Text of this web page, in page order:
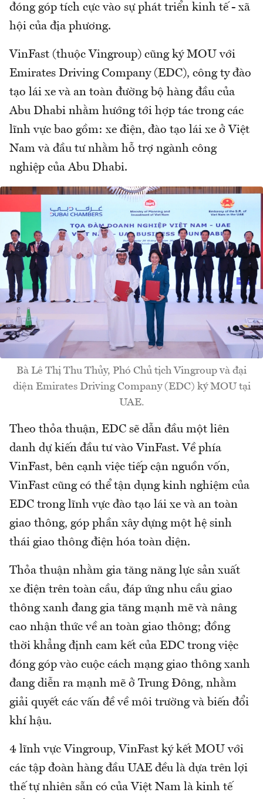
đóng góp tích cực vào sự phát triển kinh tế - xã
hội của địa phương.
VinFast (thuộc Vingroup) cũng ký MOU với
Emirates Driving Company (EDC), công ty đào
tạo lái xe và an toàn đường bộ hàng đầu của
Abu Dhabi nhằm hướng tới hợp tác trong các
lĩnh vực bao gồm: xe điện, đào tạo lái xe ở Việt
Nam và đầu tư nhằm hỗ trợ ngành công
nghiệp của Abu Dhabi.
Bà Lê Thị Thu Thủy, Phó Chủ tịch Vingroup và đại
diện Emirates Driving Company (EDC) ký MOU tại
UAE.
Theo thỏa thuận, EDC sẽ dẫn đầu một liên
danh dự kiến đầu tư vào VinFast. Về phía
VinFast, bên cạnh việc tiếp cận nguồn vốn,
VinFast cũng có thể tận dụng kinh nghiệm của
EDC trong lĩnh vực đào tạo lái xe và an toàn
giao thông, góp phần xây dựng một hệ sinh
thái giao thông điện hóa toàn diện.
Thỏa thuận nhằm gia tăng năng lực sản xuất
xe điện trên toàn cầu, đáp ứng nhu cầu giao
thông xanh đang gia tăng mạnh mẽ và nâng
cao nhận thức về an toàn giao thông; đồng
thời khẳng định cam kết của EDC trong việc
đóng góp vào cuộc cách mạng giao thông xanh
đang diễn ra mạnh mẽ ở Trung Đông, nhằm
giải quyết các vấn đề về môi trường và biến đổi
khí hậu.
4 lĩnh vực Vingroup, VinFast ký kết MOU với
các tập đoàn hàng đầu UAE đều là dựa trên lợi
thế tự nhiên sẵn có của Việt Nam là kinh tế